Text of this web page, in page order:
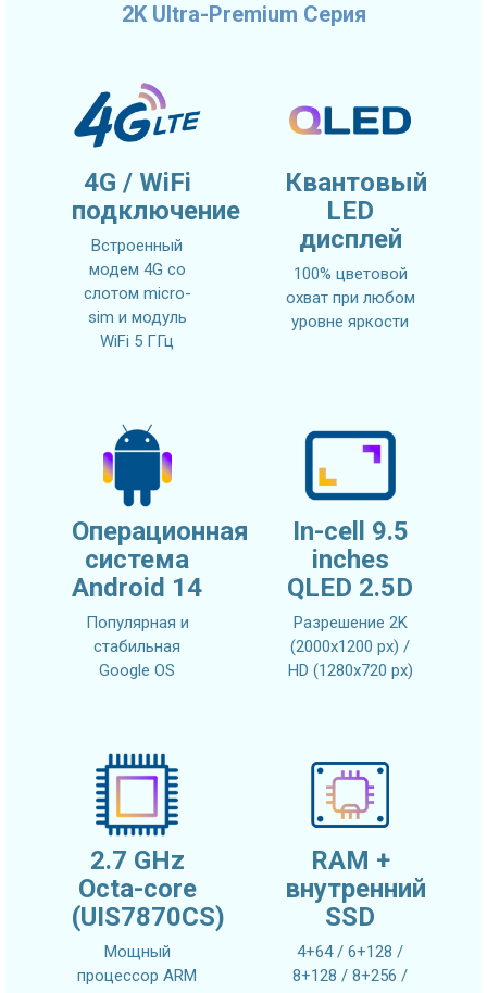
2K Ultra-Premium Серия
4G / WiFi
подключение
Встроенный
модем 4G со
слотом micro-
sim и модуль
WiFi 5 ГГц
Квантовый
LED
дисплей
100% цветовой
охват при любом
уровне яркости
Операционная
система
Android 14
Популярная и
стабильная
Google OS
In-cell 9.5
inches
QLED 2.5D
Разрешение 2K
(2000x1200 px) /
HD (1280x720 px)
2.7 GHz
Octa-core
(UIS7870CS)
Мощный
процессор ARM
RAM +
внутренний
SSD
4+64 / 6+128 /
8+128 / 8+256 /